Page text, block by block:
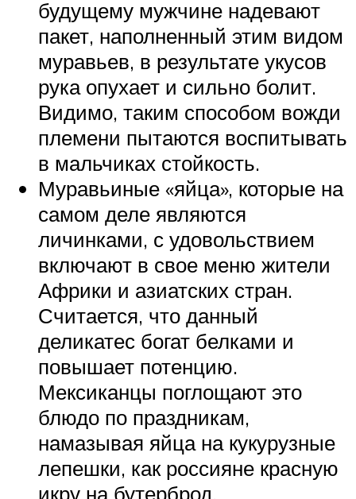
будущему мужчине надевают
пакет, наполненный этим видом
муравьев, в результате укусов
рука опухает и сильно болит.
Видимо, таким способом вожди
племени пытаются воспитывать
в мальчиках стойкость.
Муравьиные «яйца», которые на
самом деле являются
личинками, с удовольствием
включают в свое меню жители
Африки и азиатских стран.
Считается, что данный
деликатес богат белками и
повышает потенцию.
Мексиканцы поглощают это
блюдо по праздникам,
намазывая яйца на кукурузные
лепешки, как россияне красную
икру на бутерброд.